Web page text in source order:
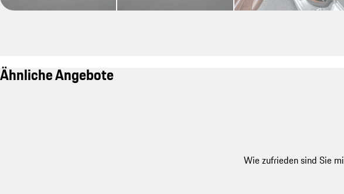
Ähnliche Angebote
Wie zufrieden sind Sie